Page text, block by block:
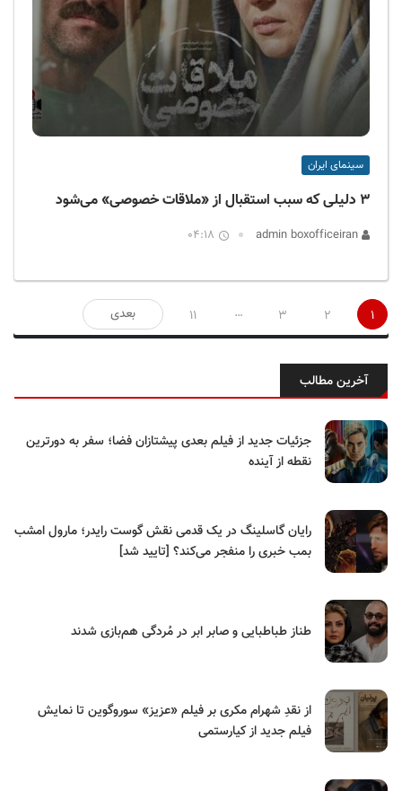
سینمای ایران
۳ دلیلی که سبب استقبال از «ملاقات خصوصی» می‌شود
04:18
صفحه‌بندی
نوشته‌ها
1
2
3
…
11 بعدی
آخرین مطالب
جزئیات جدید از فیلم بعدی پیشتازان فضا؛ سفر به دورترین
نقطه از آینده
رایان گاسلینگ در یک قدمی نقش گوست رایدر؛ مارول امشب
بمب خبری را منفجر می‌کند؟ [تایید شد]
طناز طباطبایی و صابر ابر در مُردگی هم‌بازی شدند
از نقدِ شهرام مکری بر فیلم «عزیز» سوروگوین تا نمایش
فیلم جدید از کیارستمی